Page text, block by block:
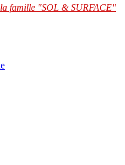
famille "SOL & SURFACE"